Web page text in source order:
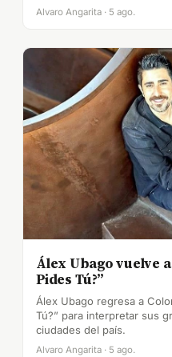
Alvaro Angarita · 5 ago.
Álex Ubago vuelve a
Pides Tú?”
Álex Ubago regresa a
Tú?” para interpretar sus
ciudades del país.
Alvaro Angarita · 5 ago.